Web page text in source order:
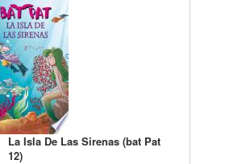
La Isla De Las Sirenas (bat Pat
12)